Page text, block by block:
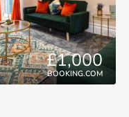
£1,000
BOOKING.COM